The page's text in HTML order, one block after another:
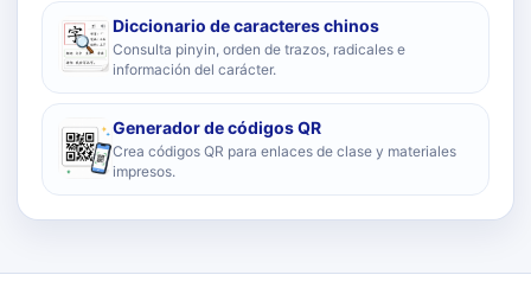
Diccionario de caracteres chinos
Consulta pinyin, orden de trazos, radicales e
información del carácter.
Generador de códigos QR
Crea códigos QR para enlaces de clase y materiales
impresos.